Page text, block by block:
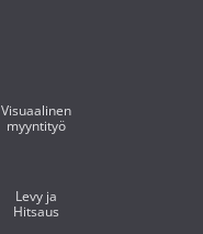
Visuaalinen
myyntityö
Levy ja
Hitsaus